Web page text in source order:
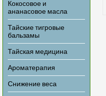
Кокосовое и
ананасовое масла
Тайские тигровые
бальзамы
Тайская медицина
Ароматерапия
Снижение веса